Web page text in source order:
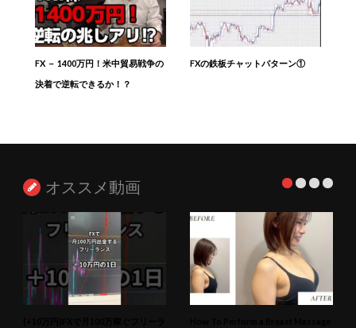
FX － 1400万円！米中貿易戦争の
決着で逆転できるか！？
FXの鉄板チャットパターン①
オススメ動画